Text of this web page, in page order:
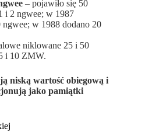
– pojawiło się 50
i 2 ngwee; w 1987
w 1988 dodano 20
niklowane 25 i 50
i 10 ZMW.
niską wartość obiegową i
jako pamiątki